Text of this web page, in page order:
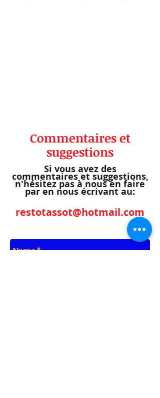
Commentaires et
suggestions
Si vous avez des
commentaires et suggestions,
n'hésitez pas à nous en faire
par en nous écrivant au:
restotassot@hotmail.com